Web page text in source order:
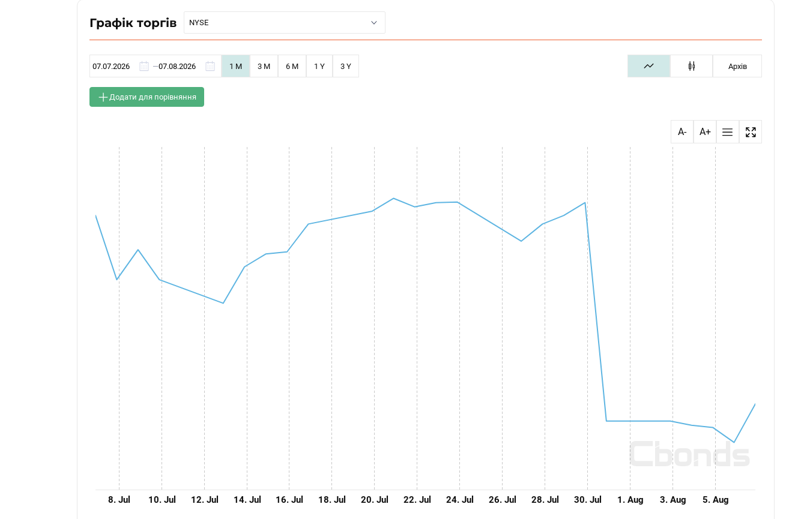
Графік торгів NYSE
Архів
— 1 M 3 M 6 M 1 Y 3 Y
Додати для порівняння
A- A+
8. Jul 10. Jul 12. Jul 14. Jul 16. Jul 18. Jul 20. Jul 22. Jul 24. Jul 26. Jul 28. Jul 30. Jul 1. Aug 3. Aug 5. Aug